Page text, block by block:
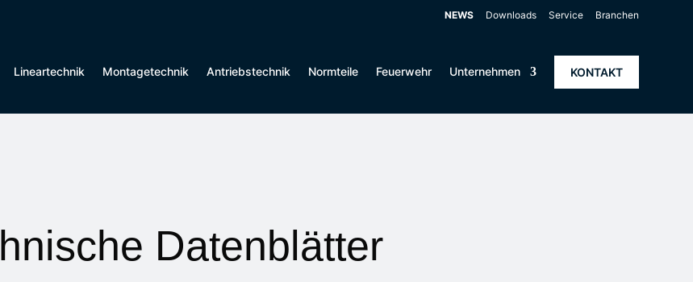
NEWS Downloads Service Branchen
Lineartechnik Montagetechnik Antriebstechnik Normteile Feuerwehr Unternehmen KONTAKT
Datenblätter